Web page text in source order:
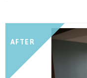
AFTER